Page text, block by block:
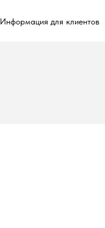
Информация для клиентов